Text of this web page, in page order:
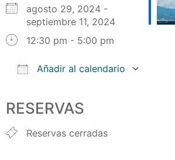
agosto 29, 2024 -
septiembre 11, 2024
12:30 pm - 5:00 pm
Añadir al calendario
RESERVAS
Reservas cerradas